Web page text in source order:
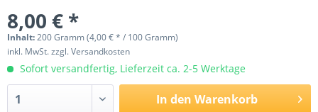
8,00 € *
Inhalt:200 Gramm (4,00 € * / 100 Gramm)
inkl. MwSt.zzgl. Versandkosten
Sofort versandfertig, Lieferzeit ca. 2-5 Werktage
In den Warenkorb